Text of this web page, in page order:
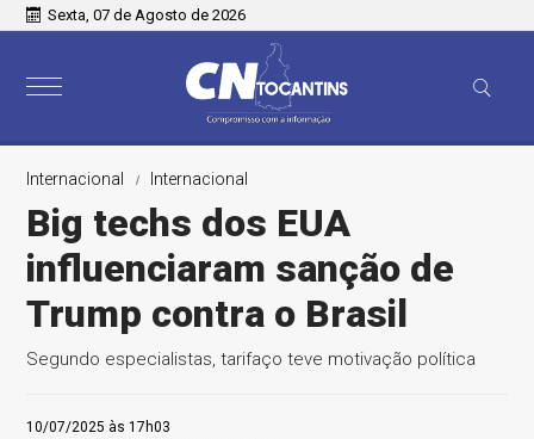
Sexta, 07 de Agosto de 2026
Internacional Internacional
Big techs dos EUA
influenciaram sanção de
Trump contra o Brasil
Segundo especialistas, tarifaço teve motivação política
10/07/2025 às 17h03